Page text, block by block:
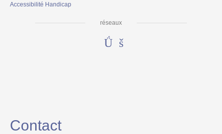
Accessibilité Handicap
réseaux
Contact